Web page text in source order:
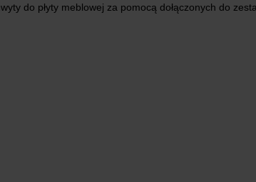
do płyty meblowej za pomocą dołączonych do